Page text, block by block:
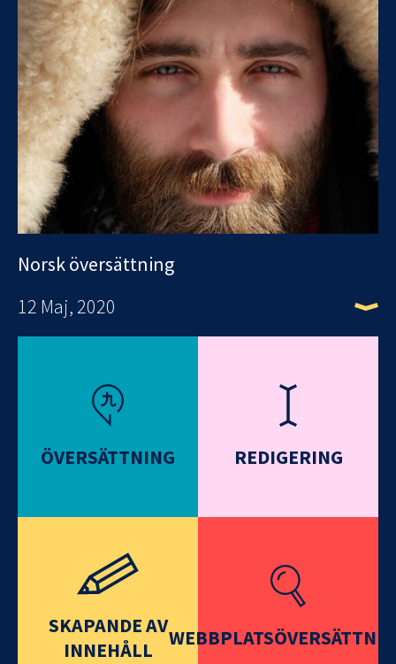
Norsk översättning
12 Maj, 2020
ÖVERSÄTTNING REDIGERING
SKAPANDE AV
INNEHÅLL